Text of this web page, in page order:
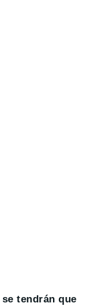
se tendrán que